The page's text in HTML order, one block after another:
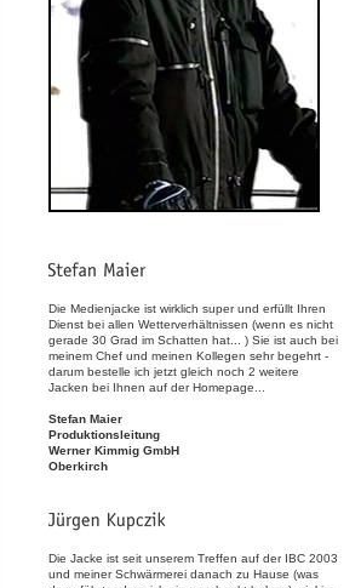
Die Medienjacke ist wirklich super und erfüllt Ihren
Dienst bei allen Wetterverhältnissen (wenn es nicht
gerade 30 Grad im Schatten hat... ) Sie ist auch bei
meinem Chef und meinen Kollegen sehr begehrt -
darum bestelle ich jetzt gleich noch 2 weitere
Jacken bei Ihnen auf der Homepage...
Stefan Maier
Produktionsleitung
Werner Kimmig GmbH
Oberkirch
Die Jacke ist seit unserem Treffen auf der IBC 2003
und meiner Schwärmerei danach zu Hause (was